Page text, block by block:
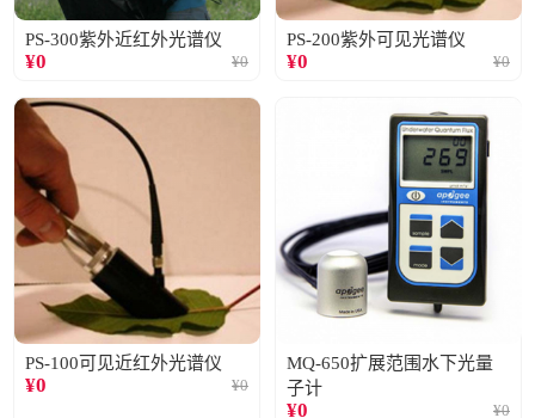
PS-300紫外近红外光谱仪
¥0 ¥0
PS-200紫外可见光谱仪
¥0 ¥0
PS-100可见近红外光谱仪
¥0 ¥0
MQ-650扩展范围水下光量
子计
¥0 ¥0